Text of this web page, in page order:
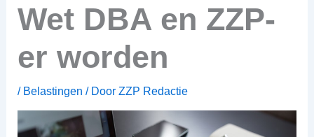
Wet DBA en ZZP-
er worden
/ Belastingen / Door ZZP Redactie